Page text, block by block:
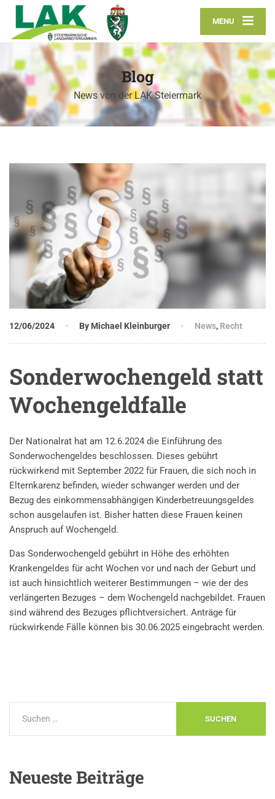
MENU
Blog
News von der LAK Steiermark
12/06/2024 By Michael Kleinburger News, Recht
Sonderwochengeld statt
Wochengeldfalle
Der Nationalrat hat am 12.6.2024 die Einführung des
Sonderwochengeldes beschlossen. Dieses gebührt
rückwirkend mit September 2022 für Frauen, die sich noch in
Elternkarenz befinden, wieder schwanger werden und der
Bezug des einkommensabhängigen Kinderbetreuungsgeldes
schon ausgelaufen ist. Bisher hatten diese Frauen keinen
Anspruch auf Wochengeld.
Das Sonderwochengeld gebührt in Höhe des erhöhten
Krankengeldes für acht Wochen vor und nach der Geburt und
ist auch hinsichtlich weiterer Bestimmungen – wie der des
verlängerten Bezuges – dem Wochengeld nachgebildet. Frauen
sind während des Bezuges pflichtversichert. Anträge für
rückwirkende Fälle können bis 30.06.2025 eingebracht werden.
NeuesteBeiträge